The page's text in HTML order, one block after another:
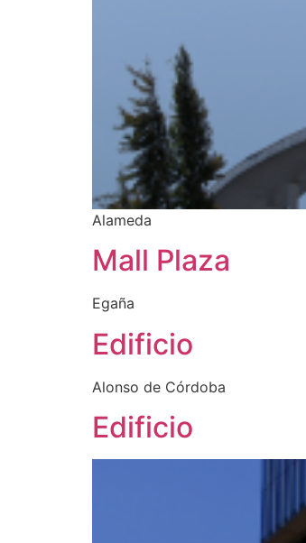
Alameda
Mall Plaza
Egaña
Edificio
Alonso de Córdoba
Edificio